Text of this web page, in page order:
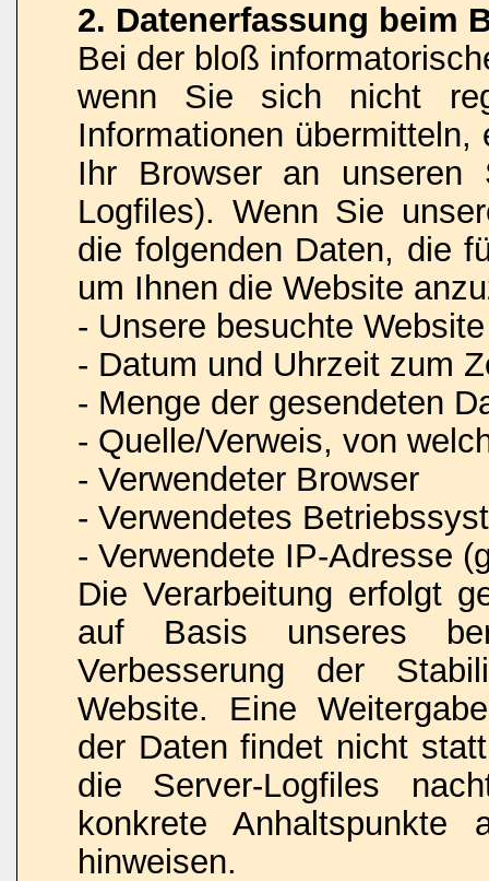
2. Datenerfassung beim
Bei der bloß
wenn Sie sich nicht
Informationen
Ihr Browser an unseren
Logfiles). Wenn Sie
die folgenden Daten, die
um Ihnen die Website
- Unsere besuchte Website
- Datum und Uhrzeit zum
- Menge der gesendeten
- Quelle/Verweis, von
- Verwendeter Browser
- Verwendetes
- Verwendete IP-Adresse
Die Verarbeitung erfolgt
auf Basis unseres
Verbesserung der
Website. Eine
der Daten findet nicht
die Server-Logfiles
konkrete Anhaltspunkte
hinweisen.